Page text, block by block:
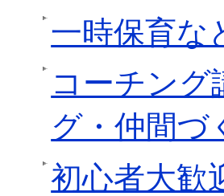
一時保育
コーチング
グ・仲間づ
初心者大